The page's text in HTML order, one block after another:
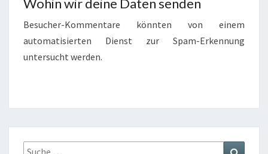
Wohin wir deine Daten senden
Besucher-Kommentare könnten von einem
automatisierten Dienst zur Spam-Erkennung
untersucht werden.
Suche